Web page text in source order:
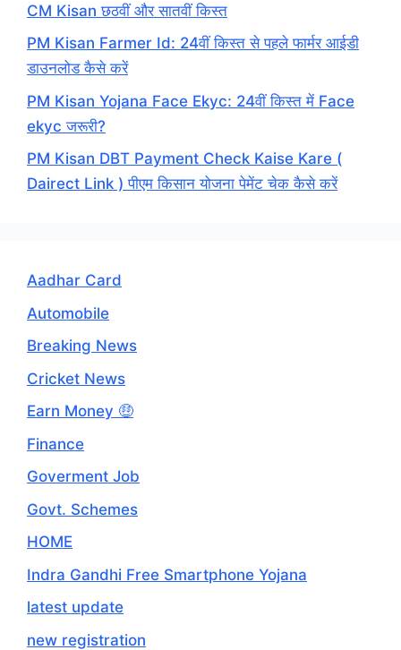
CM Kisan छठवीं और सातवीं किस्त
PM Kisan Farmer Id: 24वीं किस्त से पहले फार्मर आईडी
डाउनलोड कैसे करें
PM Kisan Yojana Face Ekyc: 24वीं किस्त में Face
ekyc जरूरी?
PM Kisan DBT Payment Check Kaise Kare (
Dairect Link ) पीएम किसान योजना पेमेंट चेक कैसे करें
Aadhar Card
Automobile
Breaking News
Cricket News
Earn Money 🤑
Finance
Goverment Job
Govt. Schemes
HOME
Indra Gandhi Free Smartphone Yojana
latest update
new registration